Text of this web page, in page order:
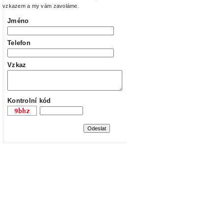
vzkazem a my vám zavoláme.
Jméno
Telefon
Vzkaz
Kontrolní kód